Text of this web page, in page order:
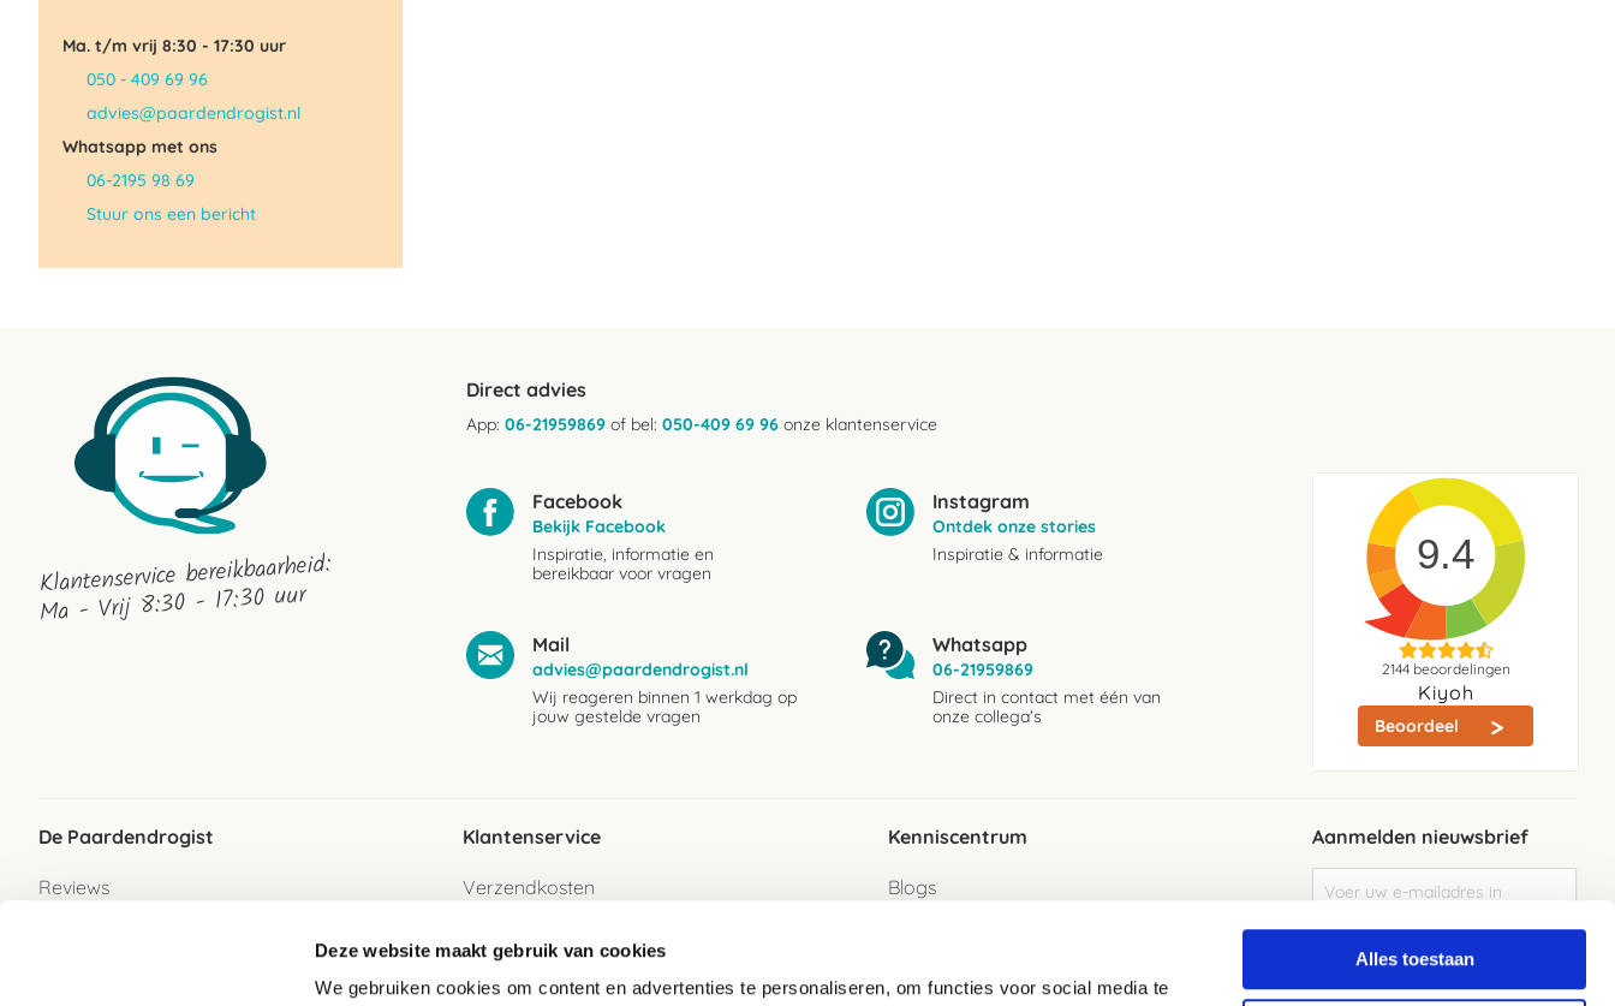
Deze website maakt gebruik van cookies
We gebruiken cookies om content en advertenties te personaliseren, om functies voor social media te
Alles toestaan
Ma. t/m vrij 8:30 - 17:30 uur
050 - 409 69 96
advies@paardendrogist.nl
Whatsapp met ons
06-2195 98 69
Stuur ons een bericht
Klantenservice bereikbaarheid:
Ma - Vrij 8:30 - 17:30 uur
Direct advies
App: 06-21959869 of bel: 050-409 69 96 onze klantenservice
Facebook
Bekijk Facebook
Inspiratie, informatie en
bereikbaar voor vragen
Instagram
Ontdek onze stories
Inspiratie & informatie
Mail
advies@paardendrogist.nl
Wij reageren binnen 1 werkdag op
jouw gestelde vragen
Whatsapp
06-21959869
Direct in contact met één van
onze collega's
9.4
2144beoordelingen
Kiyoh
Beoordeel
De Paardendrogist
Reviews
Klantenservice
Verzendkosten
Betaalwijzen
Kenniscentrum
Blogs
Aanmelden nieuwsbrief
u
op
Elke week de beste acties en het laaste